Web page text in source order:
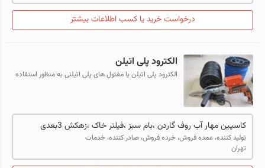
درخواست خرید یا کسب اطلاعات بیشتر
الکترود پلی اتیلن
الکترود پلی اتیلن یا مفتول های پلی اتیلنی به منظور استفاده
کاسپین مهار آب روف گاردن ،بام سبز ،فیلتر خاک ،زهکش 3بعدی
تولید کننده، عمده فروش، خرده فروش، صادر کننده، خدمات
تهران